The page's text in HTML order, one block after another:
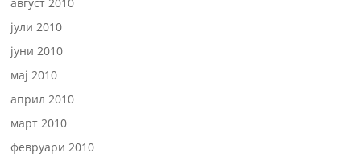
јули 2010
јуни 2010
мај 2010
април 2010
март 2010
февруари 2010